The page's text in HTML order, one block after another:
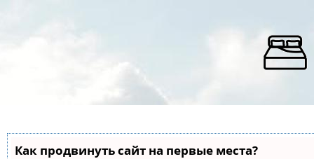
Как продвинуть сайт на первые места?